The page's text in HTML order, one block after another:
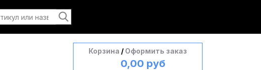
Корзина / Оформить заказ
0,00 руб